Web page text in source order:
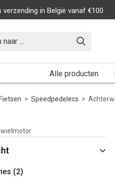
verzending in België vanaf €100
Alle producten
Fietsen > Speedpedelecs >
(2)